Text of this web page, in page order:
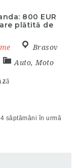
800 EUR
plătită de
Brasov
Auto, Moto
4 săptămâni în urmă